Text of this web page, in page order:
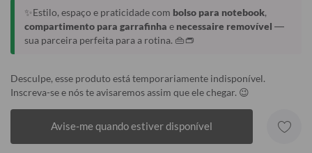
✨Estilo, espaço e praticidade com bolso para notebook,
compartimento para garrafinha e necessaire removível —
sua parceira perfeita para a rotina. 👜👝
Desculpe, esse produto está temporariamente indisponível.
Inscreva-se e nós te avisaremos assim que ele chegar. 😉
Avise-me quando estiver disponível